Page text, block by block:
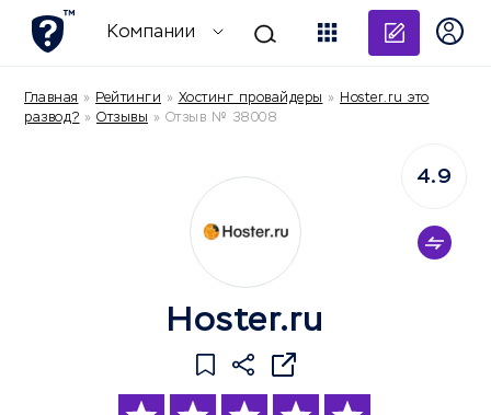
Компании
Главная » Рейтинги » Хостинг провайдеры » Hoster.ru это
развод? » Отзывы » Отзыв № 38008
Hoster.ru
4.9